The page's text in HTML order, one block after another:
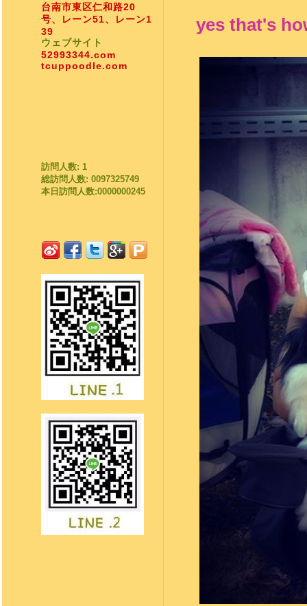
台南市東区仁和路20
号、レーン51、レーン1
39
ウェブサイト
52993344.com
tcuppoodle.com
訪問人数: 1
総訪問人数: 0097325749
本日訪問人数:0000000245
yes that's